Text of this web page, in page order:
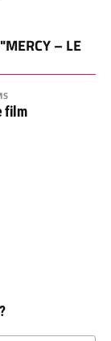
– LE
film